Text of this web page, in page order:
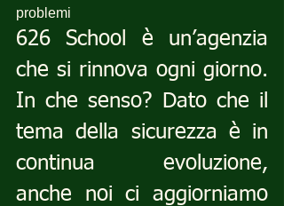
problemi
626 School è un’agenzia
che si rinnova ogni giorno.
In che senso? Dato che il
tema della sicurezza è in
continua evoluzione,
anche noi ci aggiorniamo